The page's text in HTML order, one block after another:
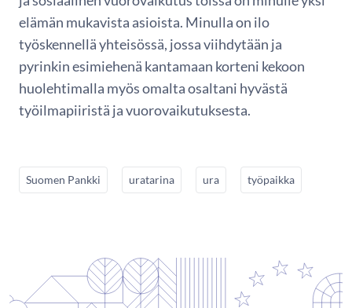
elämän mukavista asioista. Minulla on ilo
työskennellä yhteisössä, jossa viihdytään ja
pyrinkin esimiehenä kantamaan korteni kekoon
huolehtimalla myös omalta osaltani hyvästä
työilmapiiristä ja vuorovaikutuksesta.
Suomen Pankki uratarina ura työpaikka